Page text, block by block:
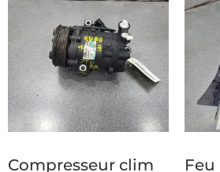
Compresseur clim
Feu